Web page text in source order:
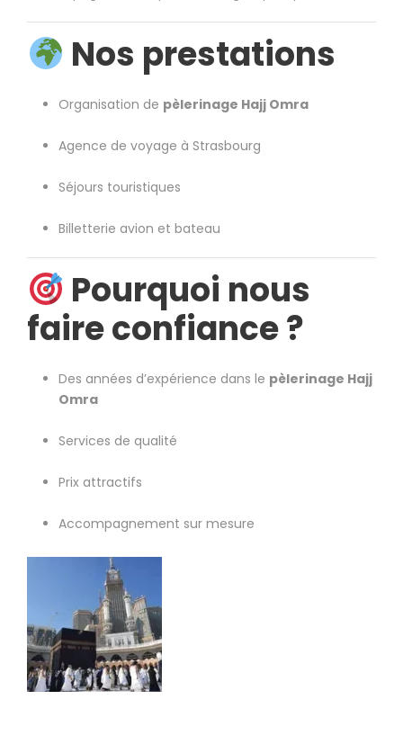
Nos prestations
Organisation de pèlerinage Hajj Omra
Agence de voyage à Strasbourg
Séjours touristiques
Billetterie avion et bateau
Pourquoi nous
faire confiance ?
Des années d’expérience dans le pèlerinage Hajj
Omra
Services de qualité
Prix attractifs
Accompagnement sur mesure